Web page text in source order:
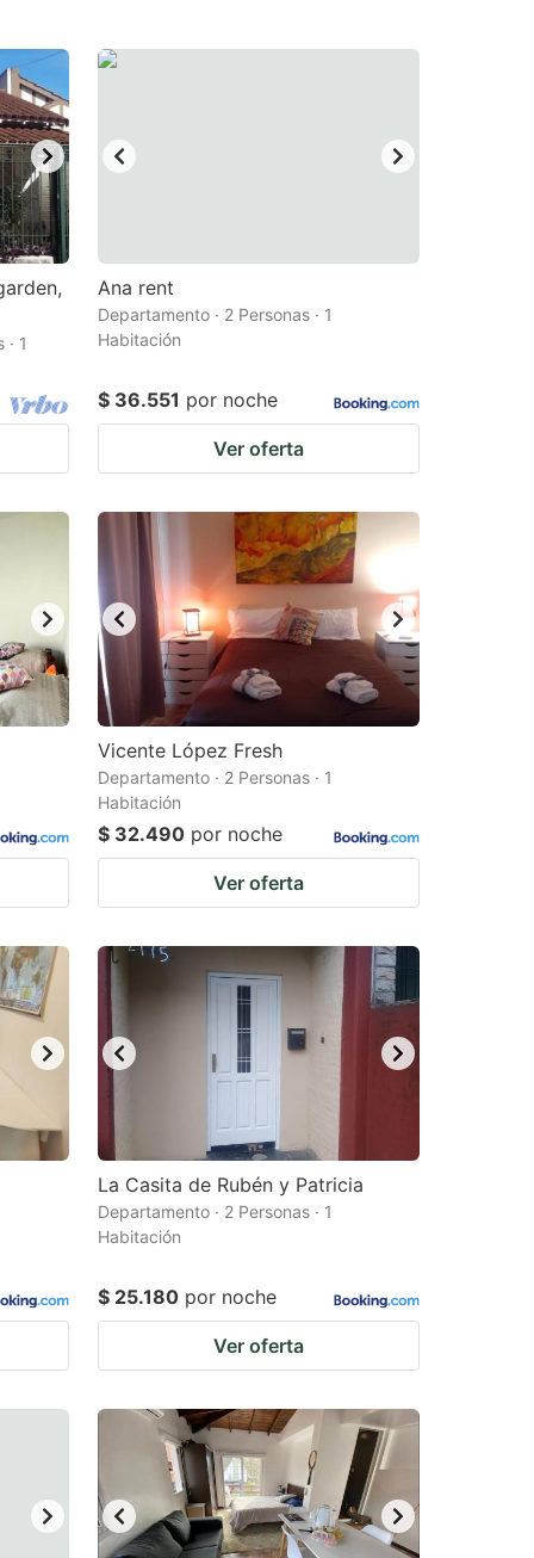
1
Ana rent
Departamento · 2 Personas · 1
Habitación
$ 36.551 por noche
Ver oferta
Vicente López Fresh
Departamento · 2 Personas · 1
Habitación
$ 32.490 por noche
Ver oferta
La Casita de Rubén y Patricia
Departamento · 2 Personas · 1
Habitación
$ 25.180 por noche
Ver oferta